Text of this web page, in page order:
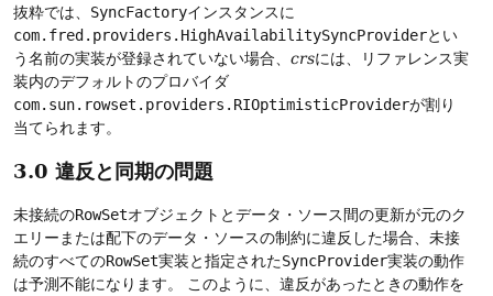
抜粋では、 SyncFactoryインスタンスに
com.fred.providers.HighAvailabilitySyncProviderとい
う名前の実装が登録されていない場合、 crsには、リファレンス実
装内のデフォルトのプロバイダ
com.sun.rowset.providers.RIOptimisticProviderが割り
当てられます。
3.0 違反と同期の問題
未接続のRowSetオブジェクトとデータ・ソース間の更新が元のク
エリーまたは配下のデータ・ソースの制約に違反した場合、未接
続のすべてのRowSet実装と指定されたSyncProvider実装の動作
は予測不能になります。
このように、違反があったときの動作を